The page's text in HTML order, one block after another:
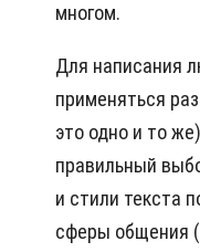
многом.
Для написания
применяться
это одно и то
правильный
и стили текста
сферы общения